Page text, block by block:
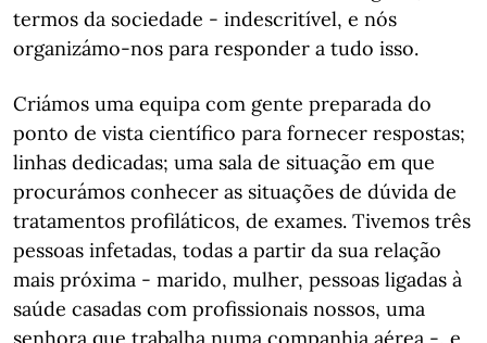
termos da sociedade - indescritível, e nós
organizámo-nos para responder a tudo isso.
Criámos uma equipa com gente preparada do
ponto de vista científico para fornecer respostas;
linhas dedicadas; uma sala de situação em que
procurámos conhecer as situações de dúvida de
tratamentos profiláticos, de exames. Tivemos três
pessoas infetadas, todas a partir da sua relação
mais próxima - marido, mulher, pessoas ligadas à
saúde casadas com profissionais nossos, uma